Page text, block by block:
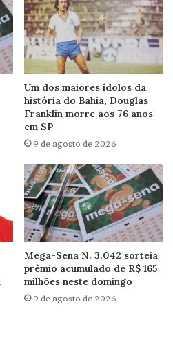
Um dos maiores ídolos da
história do Bahia, Douglas
Franklin morre aos 76 anos
em SP
9 de agosto de 2026
Mega-Sena N. 3.042 sorteia
prêmio acumulado de R$ 165
milhões neste domingo
9 de agosto de 2026